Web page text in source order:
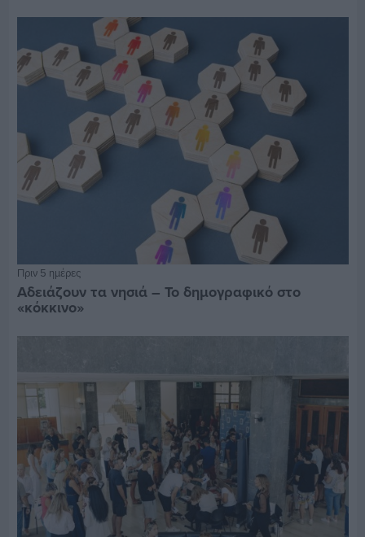
Πριν 5 ημέρες
Αδειάζουν τα νησιά – Το δημογραφικό στο
«κόκκινο»